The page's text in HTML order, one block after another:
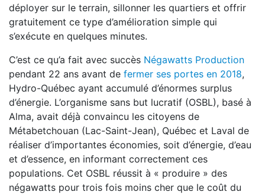
déployer sur le terrain, sillonner les quartiers et offrir
gratuitement ce type d’amélioration simple qui
s’exécute en quelques minutes.
C’est ce qu’a fait avec succès Négawatts Production
pendant 22 ans avant de fermer ses portes en 2018,
Hydro-Québec ayant accumulé d’énormes surplus
d’énergie. L’organisme sans but lucratif (OSBL), basé à
Alma, avait déjà convaincu les citoyens de
Métabetchouan (Lac-Saint-Jean), Québec et Laval de
réaliser d’importantes économies, soit d’énergie, d’eau
et d’essence, en informant correctement ces
populations. Cet OSBL réussit à « produire » des
négawatts pour trois fois moins cher que le coût du